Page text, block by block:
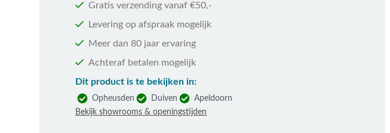
Gratis verzending vanaf €50,-
Levering op afspraak mogelijk
Meer dan 80 jaar ervaring
Achteraf betalen mogelijk
Dit product is te bekijken in:
Opheusden Duiven
Apeldoorn
Bekijk showrooms & openingstijden